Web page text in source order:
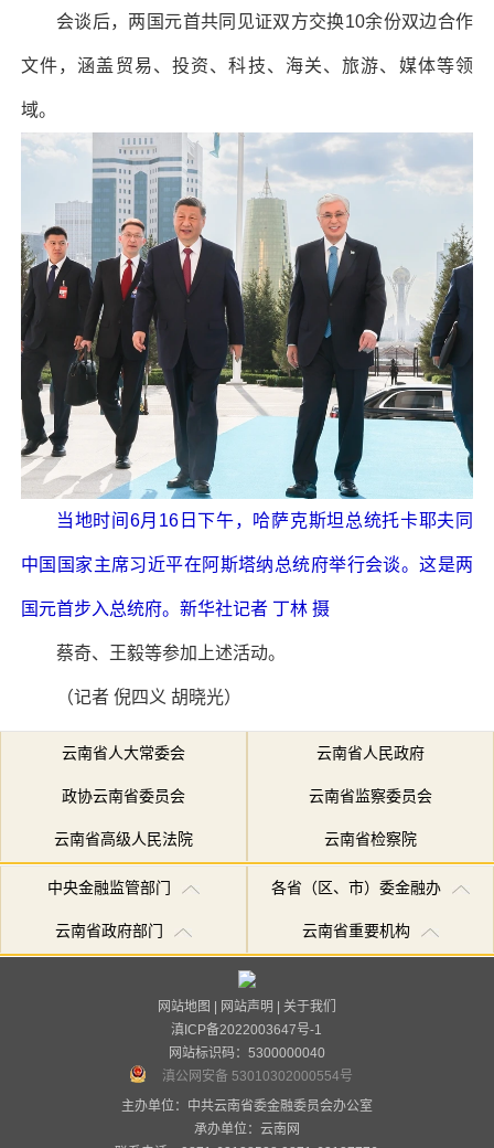
会谈后，两国元首共同见证双方交换10余份双边合作
文件，涵盖贸易、投资、科技、海关、旅游、媒体等领
域。
当地时间6月16日下午，哈萨克斯坦总统托卡耶夫同
中国国家主席习近平在阿斯塔纳总统府举行会谈。这是两
国元首步入总统府。新华社记者 丁林 摄
蔡奇、王毅等参加上述活动。
（记者 倪四义 胡晓光）
云南省人大常委会 云南省人民政府
政协云南省委员会 云南省监察委员会
云南省高级人民法院 云南省检察院
中央金融监管部门 各省（区、市）委金融办
云南省政府部门 云南省重要机构
网站地图 网站声明
关于我们
滇ICP备2022003647号-1
网站标识码：5300000040
滇公网安备 53010302000554号
主办单位：中共云南省委金融委员会办公室
承办单位： 云南网